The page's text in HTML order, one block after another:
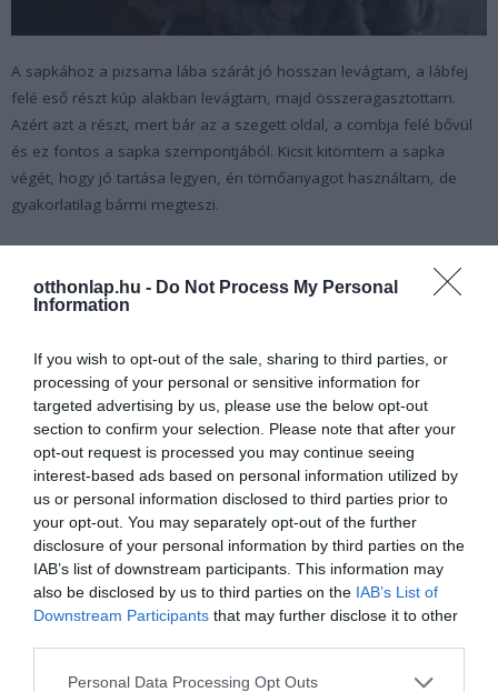
otthonlap.hu - Do Not Process My Personal
Information
If you wish to opt-out of the sale, sharing to third parties, or
processing of your personal or sensitive information for
targeted advertising by us, please use the below opt-out
section to confirm your selection. Please note that after your
opt-out request is processed you may continue seeing
interest-based ads based on personal information utilized by
us or personal information disclosed to third parties prior to
your opt-out. You may separately opt-out of the further
disclosure of your personal information by third parties on the
IAB’s list of downstream participants. This information may
also be disclosed by us to third parties on the IAB’s List of
Downstream Participants that may further disclose it to other
Please note that this website/app uses one or more Google
Personal Data Processing Opt Outs
A sapkához a pizsama lába szárát jó hosszan levágtam, a lábfej
felé eső részt kúp alakban levágtam, majd összeragasztottam.
Azért azt a részt, mert bár az a szegett oldal, a combja felé bővül
és ez fontos a sapka szempontjából. Kicsit kitömtem a sapka
végét, hogy jó tartása legyen, én tömőanyagot használtam, de
gyakorlatilag bármi megteszi.
körbeférceltem és összehúztam. A közepét kitömtem jó
keményre. Ezt a szakáll tetejére ragasztottam.
Ráhúztam a sapit egészen a flakon aljáig. Nadrágja nincs a
manónak, hiszen takarja a sapka teljesen, de természetesen aki
szeretné, megteheti, hogy készít rá. A sapkát lehet rögzíteni
ragasztóval a flakonhoz (én nem tettem). A kezei szabadon
lóghatnak, de én egy gombostűvel a szakállhoz rögzítettem, mert
nekem így tetszik.